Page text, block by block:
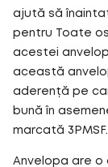
ajută să
pentru Toate
acestei
această
aderență pe
bună în
marcată 3PMSF.
Anvelopa are o